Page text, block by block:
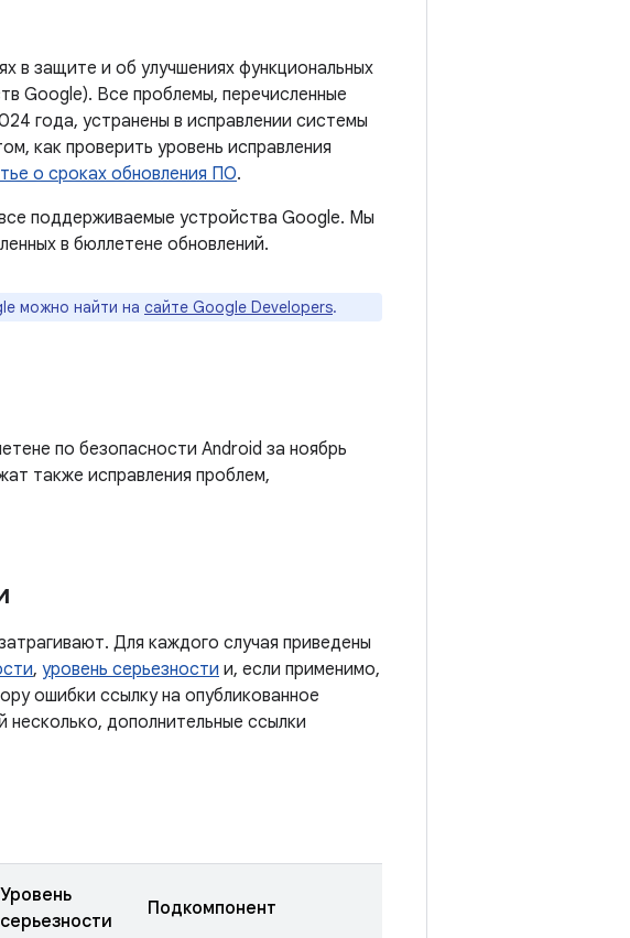
в защите и об улучшениях функциональных
Google). Все проблемы, перечисленные
года, устранены в исправлении системы
как проверить уровень исправления
о сроках обновления ПО.
поддерживаемые устройства Google. Мы
в бюллетене обновлений.
можно найти на сайте Google Developers.
по безопасности Android за ноябрь
также исправления проблем,
Для каждого случая приведены
, уровень серьезности и, если применимо,
ошибки ссылку на опубликованное
несколько, дополнительные ссылки
Уровень
серьезности
Подкомпонент